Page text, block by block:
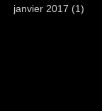
janvier 2017 (1)